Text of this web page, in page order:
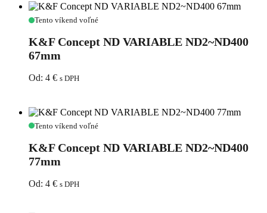
Color
K&F
ND
VARIABLE
ND2~ND400
Tento víkend voľné
K&F Concept ND VARIABLE ND2~ND400
67mm
Od: 4 € s DPH
K&F
ND
VARIABLE
ND2~ND400
Tento víkend voľné
K&F Concept ND VARIABLE ND2~ND400
77mm
Od: 4 € s DPH